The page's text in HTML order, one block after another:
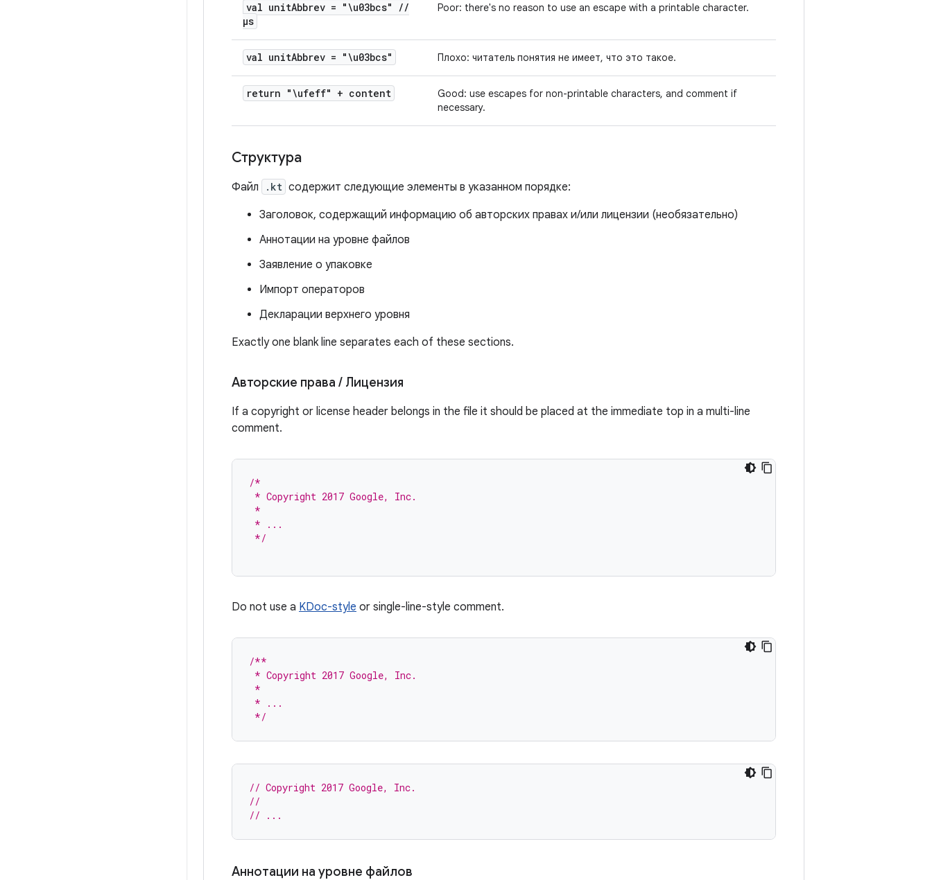
val unitAbbrev = "\u03bcs" //
μs
Poor: there's no reason to use an escape with a printable character.
val unitAbbrev = "\u03bcs" Плохо: читатель понятия не имеет, что это такое.
return "\ufeff" + content
Good: use escapes for non-printable characters, and comment if
necessary.
Структура
Файл .kt содержит следующие элементы в указанном порядке:
Заголовок, содержащий информацию об авторских правах и/или лицензии (необязательно)
Аннотации на уровне файлов
Заявление о упаковке
Импорт операторов
Декларации верхнего уровня
Exactly one blank line separates each of these sections.
Авторские права / Лицензия
If a copyright or license header belongs in the file it should be placed at the immediate top in a multi-line
comment.
/*
* Copyright 2017 Google, Inc.
*
* ...
*/
Do not use a KDoc-style or single-line-style comment.
/**
* Copyright 2017 Google, Inc.
*
* ...
*/
// Copyright 2017 Google, Inc.
//
// ...
Аннотации на уровне файлов